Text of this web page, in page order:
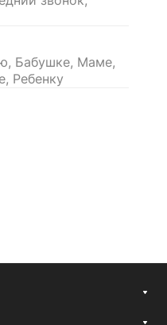
Бабушке, Маме,
Ребенку